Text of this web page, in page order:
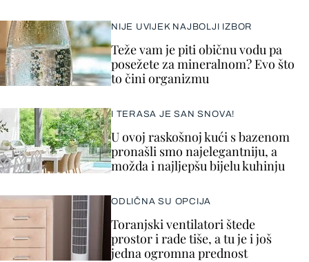
NIJE UVIJEK NAJBOLJI IZBOR
Teže vam je piti običnu vodu pa
posežete za mineralnom? Evo što
to čini organizmu
I TERASA JE SAN SNOVA!
U ovoj raskošnoj kući s bazenom
pronašli smo najelegantniju, a
možda i najljepšu bijelu kuhinju
ODLIČNA SU OPCIJA
Toranjski ventilatori štede
prostor i rade tiše, a tu je i još
jedna ogromna prednost